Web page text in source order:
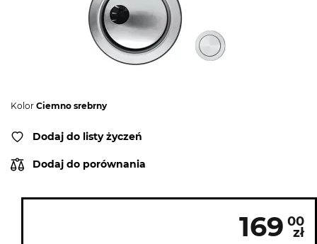
Kolor Ciemno srebrny
Dodaj do listy życzeń
Dodaj do porównania
169 00
zł